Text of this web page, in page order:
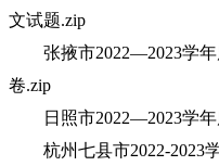
文试题.zip
张掖市2022—2023学年
卷.zip
日照市2022—2023学年
杭州七县市2022-2023